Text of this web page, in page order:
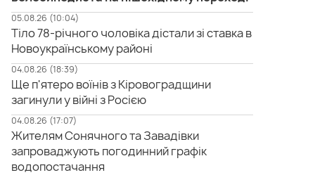
05.08.26 (10:04)
Тіло 78-річного чоловіка дістали зі ставка в
Новоукраїнському районі
04.08.26 (18:39)
Ще п'ятеро воїнів з Кіровоградщини
загинули у війні з Росією
04.08.26 (17:07)
Жителям Сонячного та Завадівки
запроваджують погодинний графік
водопостачання